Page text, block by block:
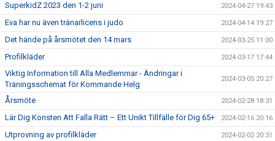
SuperkidZ 2023 den 1-2 juni 2024-04-27 19:43
Eva har nu även tränarlicens i judo 2024-04-14 19:27
Det hände på årsmötet den 14 mars 2024-03-25 11:00
Profilkläder 2024-03-17 17:44
Viktig Information till Alla Medlemmar - Ändringar i
Träningsschemat för Kommande Helg
2024-03-05 20:27
Årsmöte 2024-02-28 18:31
Lär Dig Konsten Att Falla Rätt – Ett Unikt Tillfälle för Dig 65+ 2024-02-16 20:16
Utprovning av profilkläder 2024-02-02 20:31